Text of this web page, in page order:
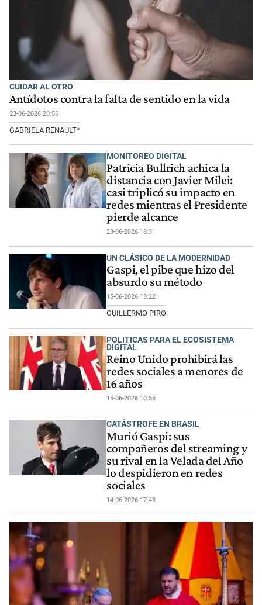
CUIDAR AL OTRO
Antídotos contra la falta de sentido en la vida
23-06-2026 20:56
GABRIELA RENAULT*
MONITOREO DIGITAL
Patricia Bullrich achica la
distancia con Javier Milei:
casi triplicó su impacto en
redes mientras el Presidente
pierde alcance
23-06-2026 18:31
UN CLÁSICO DE LA MODERNIDAD
Gaspi, el pibe que hizo del
absurdo su método
15-06-2026 13:22
GUILLERMO PIRO
POLITICAS PARA EL ECOSISTEMA
DIGITAL
Reino Unido prohibirá las
redes sociales a menores de
16 años
15-06-2026 10:55
CATÁSTROFE EN BRASIL
Murió Gaspi: sus
compañeros del streaming y
su rival en la Velada del Año
lo despidieron en redes
sociales
14-06-2026 17:43